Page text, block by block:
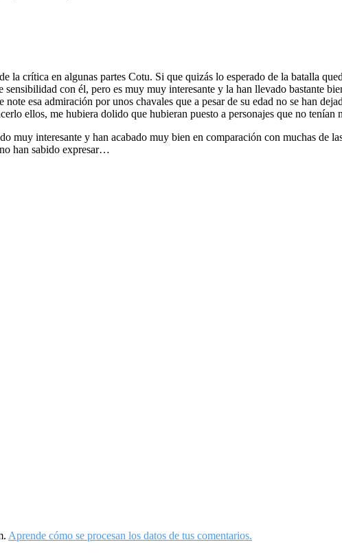
la crítica en algunas partes Cotu. Si que quizás lo esperado de la batalla
con él, pero es muy muy interesante y la han llevado bastante
note esa admiración por unos chavales que a pesar de su edad no se han
ellos, me hubiera dolido que hubieran puesto a personajes que no tenían
muy interesante y han acabado muy bien en comparación con muchas de
han sabido expresar…
Aprende cómo se procesan los datos de tus comentarios.